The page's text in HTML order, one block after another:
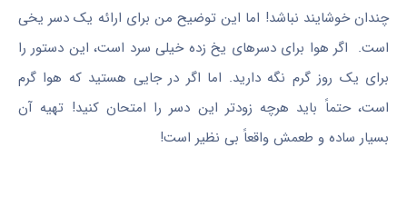
چندان خوشایند نباشد! اما این توضیح من برای ارائه یک دسر یخی
است. اگر هوا برای دسرهای یخ زده خیلی سرد است، این دستور را
برای یک روز گرم نگه دارید. اما اگر در جایی هستید که هوا گرم
است، حتماً باید هرچه زودتر این دسر را امتحان کنید! تهیه آن
بسیار ساده و طعمش واقعاً بی نظیر است!